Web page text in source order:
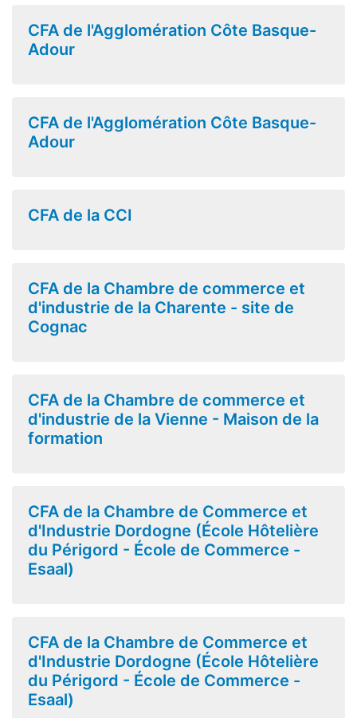
CFA de l'Agglomération Côte Basque-
Adour
CFA de l'Agglomération Côte Basque-
Adour
CFA de la CCI
CFA de la Chambre de commerce et
d'industrie de la Charente - site de
Cognac
CFA de la Chambre de commerce et
d'industrie de la Vienne - Maison de la
formation
CFA de la Chambre de Commerce et
d'Industrie Dordogne (École Hôtelière
du Périgord - École de Commerce -
Esaal)
CFA de la Chambre de Commerce et
d'Industrie Dordogne (École Hôtelière
du Périgord - École de Commerce -
Esaal)